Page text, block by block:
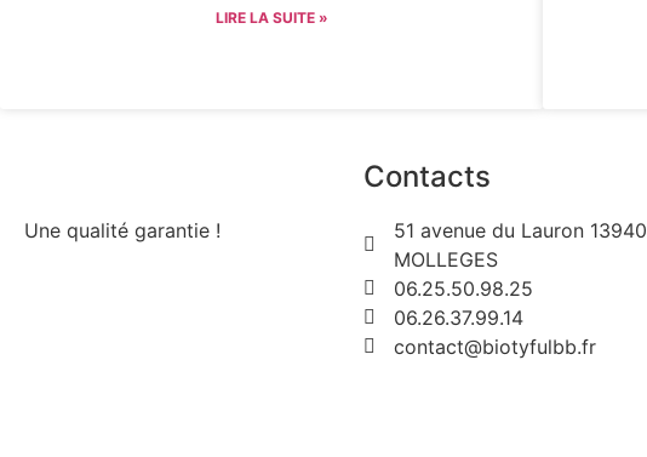
LIRE LA SUITE »
Une qualité garantie !
Contacts
51 avenue du Lauron 13940
MOLLEGES
06.25.50.98.25
06.26.37.99.14
contact@biotyfulbb.fr